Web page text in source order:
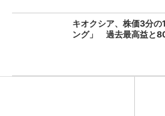
キオクシア、株価3分の
ング」 過去最高益と